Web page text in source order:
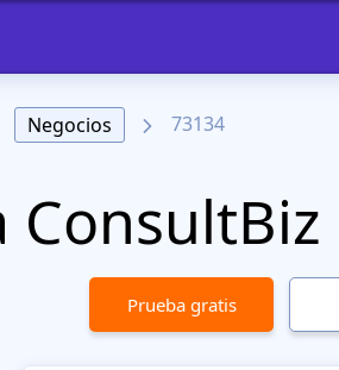
Negocios 73134
ConsultBiz
Prueba gratis